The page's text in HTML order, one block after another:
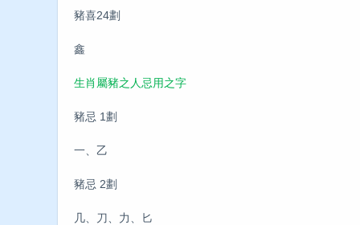
豬喜24劃
鑫
生肖屬豬之人忌用之字
豬忌 1劃
一、乙
豬忌 2劃
几、刀、力、匕